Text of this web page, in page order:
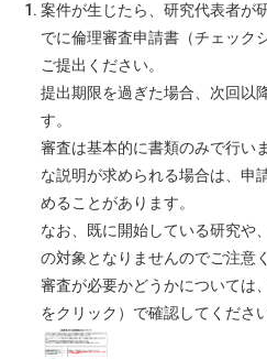
案件が生じたら、研究代表者が
でに倫理審査申請書（チェック
ご提出ください。
提出期限を過ぎた場合、次回以
す。
審査は基本的に書類のみで行い
な説明が求められる場合は、申
めることがあります。
なお、既に開始している研究や
の対象となりませんのでご注意
審査が必要かどうかについては
をクリック）で確認してください